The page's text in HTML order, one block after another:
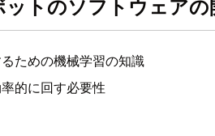
トのソフトウェア
ための機械学習の知識
的に回す必要性